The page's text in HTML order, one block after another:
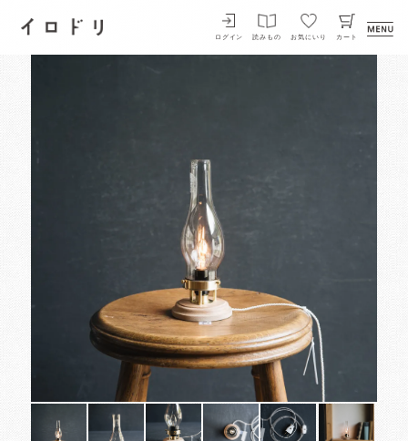
イロドリ
ログイン 読みもの お気にいり カート